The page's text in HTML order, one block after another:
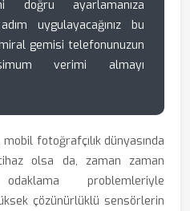
doğru ayarlamanıza
uygulayacağınız bu
gemisi telefonunuzun
verimi almayı
fotoğrafçılık dünyasında
olsa da, zaman zaman
problemleriyle
çözünürlüklü sensörlerin